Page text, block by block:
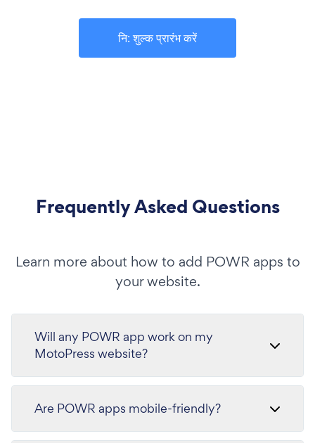
नि: शुल्क प्रारंभ करें
Frequently Asked Questions
Learn more about how to add POWR apps to
your website.
Will any POWR app work on my
MotoPress website?
Are POWR apps mobile-friendly?